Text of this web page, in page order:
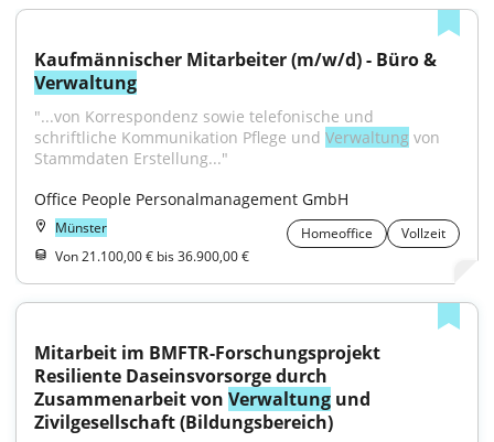
Verwaltung
"...von Korrespondenz sowie telefonische und
schriftliche Kommunikation Pflege und Verwaltung von
Stammdaten Erstellung..."
Office People Personalmanagement GmbH
Münster Homeoffice
Vollzeit
Von 21.100,00 € bis 36.900,00 €
Mitarbeit im BMFTR-Forschungsprojekt
Resiliente Daseinsvorsorge durch
Zusammenarbeit von Verwaltung und
Zivilgesellschaft (Bildungsbereich)